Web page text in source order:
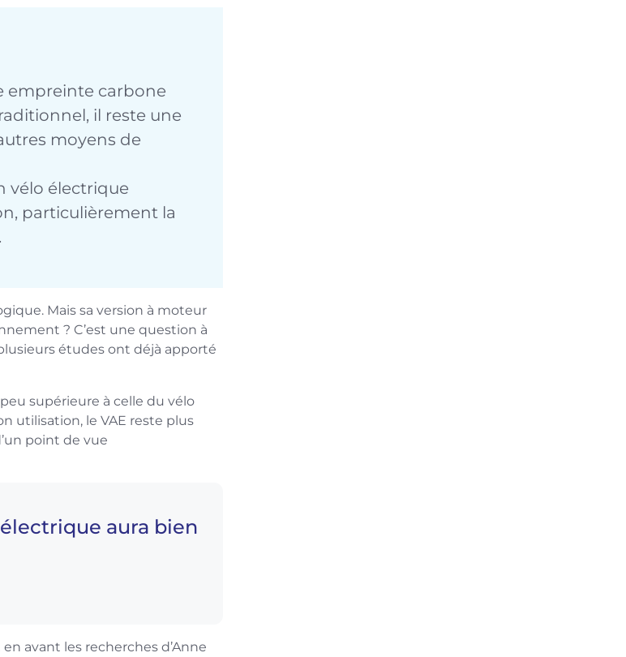
empreinte carbone
il reste une
moyens de
vélo électrique
particulièrement la
Mais sa version à moteur
? C’est une question à
études ont déjà apporté
supérieure à celle du vélo
utilisation, le VAE reste plus
point de vue
aura bien
avant les recherches d’Anne